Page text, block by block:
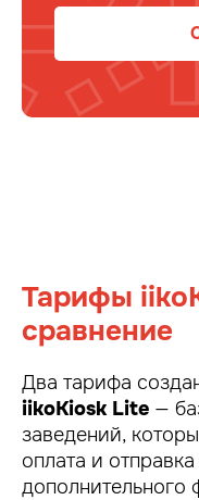
Тарифы
сравнение
Два тарифа
iikoKiosk Lite —
заведений,
оплата и
дополнительного